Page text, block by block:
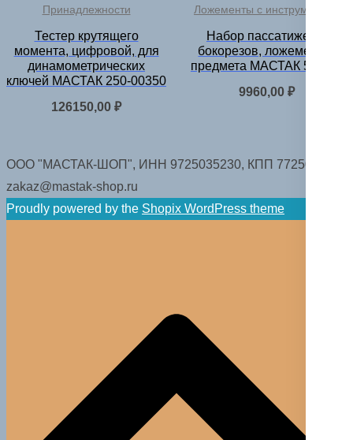
Принадлежности
Тестер крутящего
момента, цифровой, для
динамометрических
ключей МАСТАК 250-00350
126150,00₽
Ложементы с инструментом
Набор пассатижей и
бокорезов, ложемент, 3
предмета МАСТАК 5-3003
9960,00 ₽
ООО "МАСТАК-ШОП", ИНН 9725035230, КПП 772501001.
zakaz@mastak-shop.ru
Proudly powered by the Shopix WordPress theme